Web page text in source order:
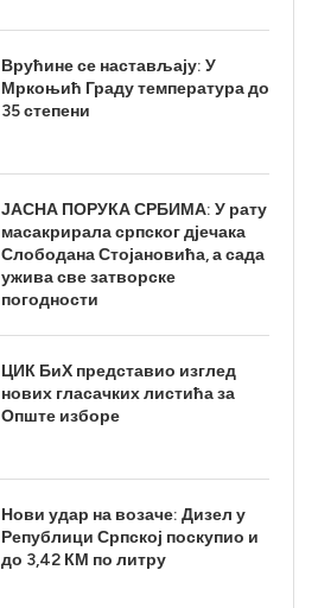
Врућине се настављају: У
Мркоњић Граду температура до
35 степени
ЈАСНА ПОРУКА СРБИМА: У рату
масакрирала српског дјечака
Слободана Стојановића, а сада
ужива све затворске
погодности
ЦИК БиХ представио изглед
нових гласачких листића за
Опште изборе
Нови удар на возаче: Дизел у
Републици Српској поскупио и
до 3,42 КМ по литру